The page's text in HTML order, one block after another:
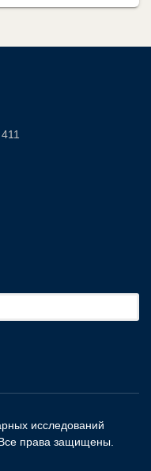
исследований
права защищены.